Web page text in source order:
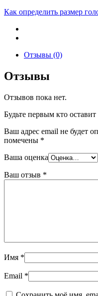
Как определить размер
Отзывы (0)
Отзывы
Отзывов пока нет.
Будьте первым кто оставит
Ваш адрес email не будет
помечены *
Ваша оценка
Ваш отзыв *
Имя *
Email *